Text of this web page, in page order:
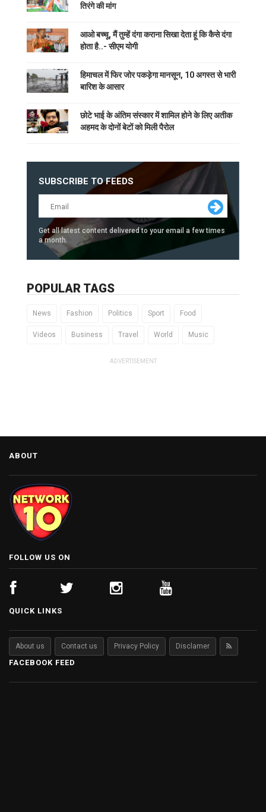
तिरंगे की मांग
आओ बच्चू, मैं तुम्हें दंगा कराना सिखा देता हूं कि कैसे दंगा
होता है..- सीएम योगी
हिमाचल में फिर जोर पकड़ेगा मानसून, 10 अगस्त से भारी
बारिश के आसार
छोटे भाई के अंतिम संस्कार में शामिल होने के लिए अतीक
अहमद के दोनों बेटों को मिली पैरोल
SUBSCRIBE TO FEEDS
Get all latest content delivered to your email a few times
a month.
POPULAR TAGS
News Fashion Politics Sport Food
Videos Business Travel World Music
ADVERTISEMENT
ABOUT
FOLLOW US ON
QUICK LINKS
About us Contact us Privacy Policy Disclamer
FACEBOOK FEED